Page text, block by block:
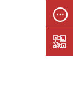
在线留